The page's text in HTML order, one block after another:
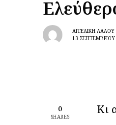
ΑΓΓΕΛΙΚΉ ΛΆΛΟΥ
13 ΣΕΠΤΕΜΒΡΊΟΥ
0
SHARES
Κι